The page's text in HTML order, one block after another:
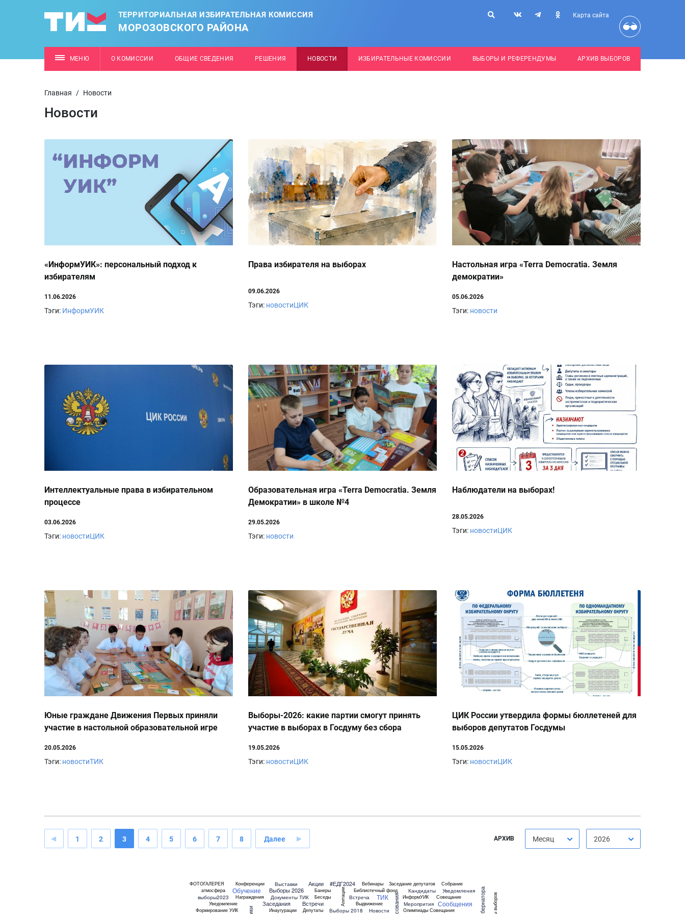
ТЕРРИТОРИАЛЬНАЯ ИЗБИРАТЕЛЬНАЯ КОМИССИЯ
МОРОЗОВСКОГО РАЙОНА
Карта сайта
МЕНЮ О КОМИССИИ ОБЩИЕ СВЕДЕНИЯ РЕШЕНИЯ НОВОСТИ ИЗБИРАТЕЛЬНЫЕ КОМИССИИ ВЫБОРЫ И РЕФЕРЕНДУМЫ АРХИВ ВЫБОРОВ
Главная / Новости
Новости
«ИнформУИК»: персональный подход к
избирателям
11.06.2026
Тэги: ИнформУИК
Права избирателя на выборах
09.06.2026
Тэги: новостиЦИК
Настольная игра «Terra Democratia. Земля
демократии»
05.06.2026
Тэги: новости
Интеллектуальные права в избирательном
процессе
03.06.2026
Тэги: новостиЦИК
Образовательная игра «Terra Democratia. Земля
Демократии» в школе №4
29.05.2026
Тэги: новости
Наблюдатели на выборах!
28.05.2026
Тэги: новостиЦИК
Юные граждане Движения Первых приняли
участие в настольной образовательной игре
20.05.2026
Тэги: новостиТИК
Выборы-2026: какие партии смогут принять
участие в выборах в Госдуму без сбора
19.05.2026
Тэги: новостиЦИК
ЦИК России утвердила формы бюллетеней для
выборов депутатов Госдумы
15.05.2026
Тэги: новостиЦИК
1 2 3 4 5 6 7 8 Далее АРХИВ Месяц 2026
#ЕДГ2024
Агитации
Акции
Банеры
Беседы
Библиотечный фонд
Вебинары
Встреча
Встречи
Выборы 2018
Выборы 2026
Выдвижение
Выставки
Депутаты
Документы ТИК
Заседание депутатов
Заседания
Инаугурации
ИнформУИК
Кандидаты
Конференции
Меропрития
Награждения
Новости
Обучение
Олимпиады
Собрание
Совещание
Совещания
Сообщения
ТИК
Уведомление
Уведомления
ФОТОГАЛЕРЕЯ
Формирование УИК
атмосфера
выборы2023